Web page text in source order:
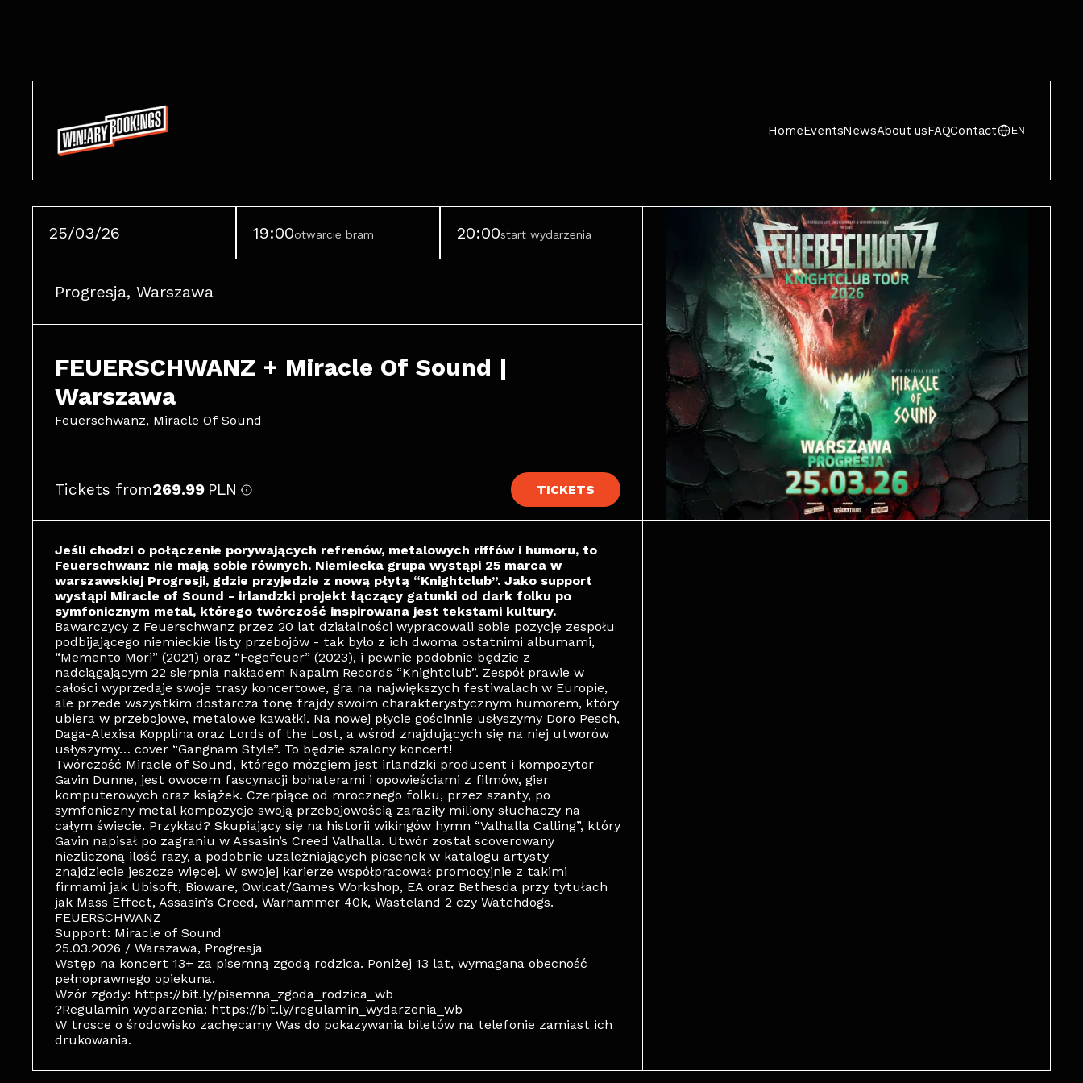
HomeEventsNewsAbout usFAQContact EN
25/03/26 19:00otwarcie bram 20:00start wydarzenia
Progresja, Warszawa
FEUERSCHWANZ + Miracle Of Sound |
Warszawa
Feuerschwanz, Miracle Of Sound
Tickets from269.99 PLN TICKETS
Jeśli chodzi o połączenie porywających refrenów, metalowych riffów i humoru, to
Feuerschwanz nie mają sobie równych. Niemiecka grupa wystąpi 25 marca w
warszawskiej Progresji, gdzie przyjedzie z nową płytą “Knightclub”. Jako support
wystąpi Miracle of Sound - irlandzki projekt łączący gatunki od dark folku po
symfonicznym metal, którego twórczość inspirowana jest tekstami kultury.
Bawarczycy z Feuerschwanz przez 20 lat działalności wypracowali sobie pozycję zespołu
podbijającego niemieckie listy przebojów - tak było z ich dwoma ostatnimi albumami,
“Memento Mori” (2021) oraz “Fegefeuer” (2023), i pewnie podobnie będzie z
nadciągającym 22 sierpnia nakładem Napalm Records “Knightclub”. Zespół prawie w
całości wyprzedaje swoje trasy koncertowe, gra na największych festiwalach w Europie,
ale przede wszystkim dostarcza tonę frajdy swoim charakterystycznym humorem, który
ubiera w przebojowe, metalowe kawałki. Na nowej płycie gościnnie usłyszymy Doro Pesch,
Daga-Alexisa Kopplina oraz Lords of the Lost, a wśród znajdujących się na niej utworów
usłyszymy… cover “Gangnam Style”. To będzie szalony koncert!
Twórczość Miracle of Sound, którego mózgiem jest irlandzki producent i kompozytor
Gavin Dunne, jest owocem fascynacji bohaterami i opowieściami z filmów, gier
komputerowych oraz książek. Czerpiące od mrocznego folku, przez szanty, po
symfoniczny metal kompozycje swoją przebojowością zaraziły miliony słuchaczy na
całym świecie. Przykład? Skupiający się na historii wikingów hymn “Valhalla Calling”, który
Gavin napisał po zagraniu w Assasin’s Creed Valhalla. Utwór został scoverowany
niezliczoną ilość razy, a podobnie uzależniających piosenek w katalogu artysty
znajdziecie jeszcze więcej. W swojej karierze współpracował promocyjnie z takimi
firmami jak Ubisoft, Bioware, Owlcat/Games Workshop, EA oraz Bethesda przy tytułach
jak Mass Effect, Assasin’s Creed, Warhammer 40k, Wasteland 2 czy Watchdogs.
FEUERSCHWANZ
Support: Miracle of Sound
25.03.2026 / Warszawa, Progresja
Wstęp na koncert 13+ za pisemną zgodą rodzica. Poniżej 13 lat, wymagana obecność
pełnoprawnego opiekuna.
Wzór zgody: https://bit.ly/pisemna_zgoda_rodzica_wb
?Regulamin wydarzenia: https://bit.ly/regulamin_wydarzenia_wb
W trosce o środowisko zachęcamy Was do pokazywania biletów na telefonie zamiast ich
drukowania.